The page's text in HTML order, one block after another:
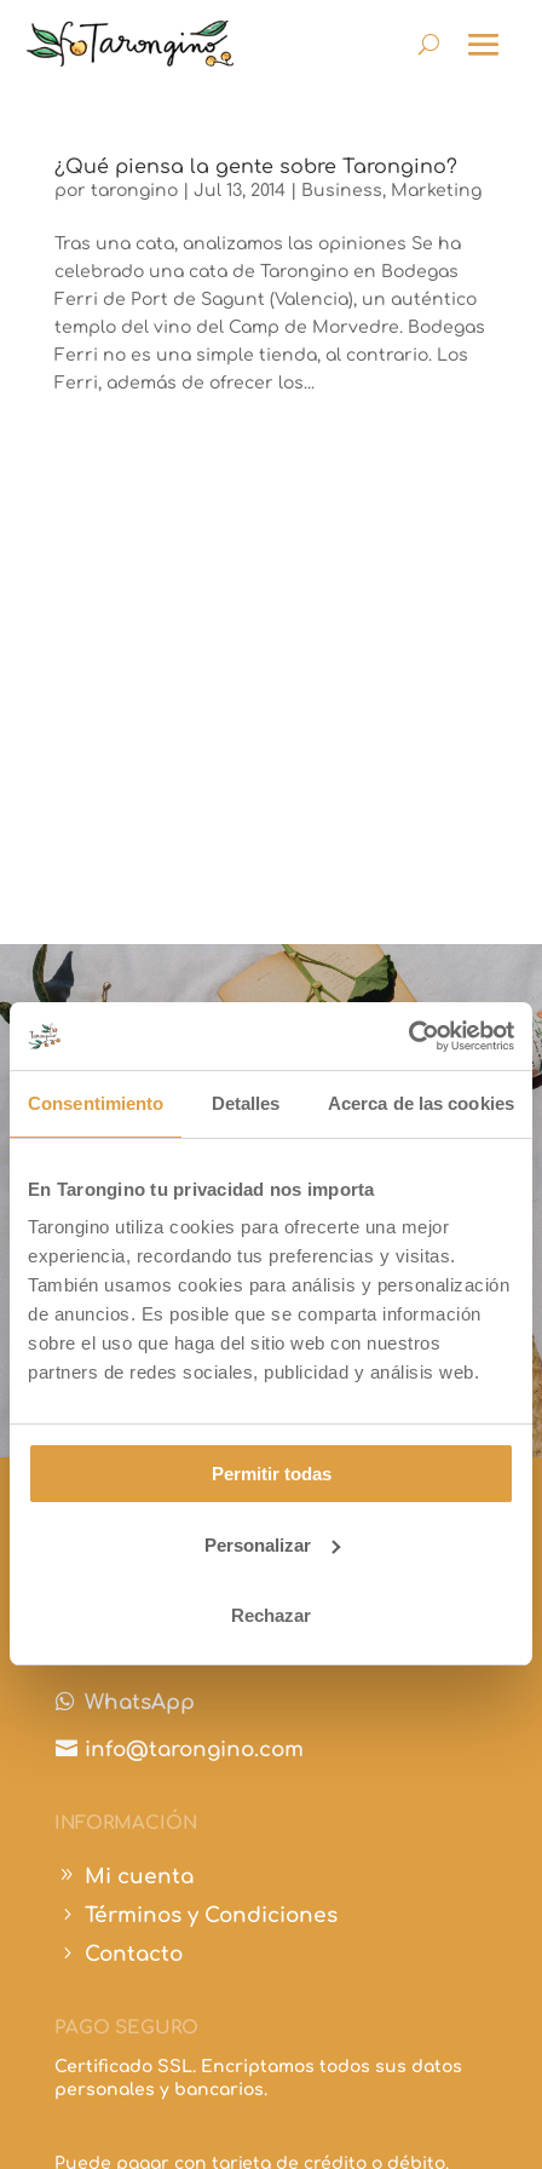
Consentimiento Detalles Acerca de las cookies
En Tarongino tu privacidad nos importa
Tarongino utiliza cookies para ofrecerte una mejor
experiencia, recordando tus preferencias y visitas.
También usamos cookies para análisis y personalización
de anuncios. Es posible que se comparta información
sobre el uso que haga del sitio web con nuestros
partners de redes sociales, publicidad y análisis web.
Permitir todas
Personalizar
Rechazar
¿Qué piensa la gente sobre Tarongino?
por tarongino| Jul 13, 2014| Business, Marketing
Tras una cata, analizamos las opiniones Se ha
celebrado una cata de Tarongino en Bodegas
Ferri de Port de Sagunt (Valencia), un auténtico
templo del vino del Camp de Morvedre. Bodegas
Ferri no es una simple tienda, al contrario. Los
Ferri, además de ofrecer los...
Cm. Montiver S/N – Pol. 31 Parc. 335
46500 Sagunto (VALENCIA)
CONTÁCTANOS
+34 963 172 344
 WhatsApp
 info@tarongino.com
INFORMACIÓN
9 Mi cuenta
5 Términos y Condiciones
5 Contacto
PAGO SEGURO
Certificado SSL. Encriptamos todos sus datos
personales y bancarios.
Puede pagar con tarjeta de crédito o débito.